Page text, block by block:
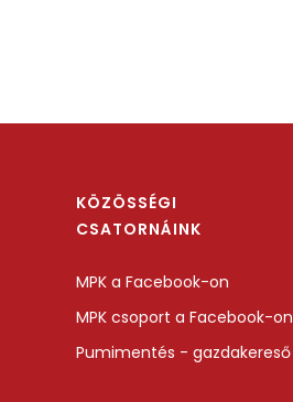
KÖZÖSSÉGI
CSATORNÁINK
MPK a Facebook-on
MPK csoport a Facebook-on
Pumimentés - gazdakereső